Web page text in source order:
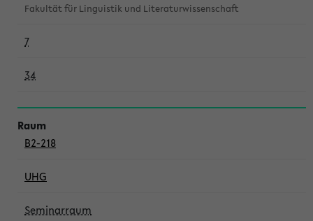
Fakultät für Linguistik und Literaturwissenschaft
7
34
B2-218
UHG
Seminarraum